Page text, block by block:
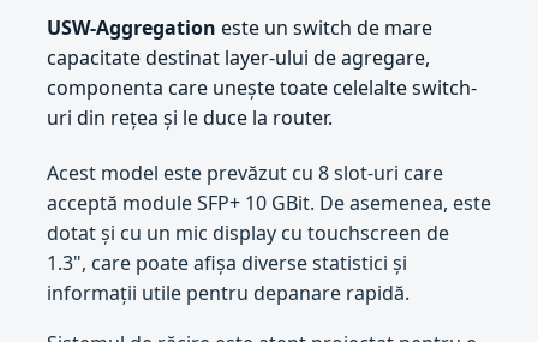
USW-Aggregation este un switch de mare
capacitate destinat layer-ului de agregare,
componenta care unește toate celelalte switch-
uri din rețea și le duce la router.
Acest model este prevăzut cu 8 slot-uri care
acceptă module SFP+ 10 GBit. De asemenea, este
dotat și cu un mic display cu touchscreen de
1.3", care poate afișa diverse statistici și
informații utile pentru depanare rapidă.